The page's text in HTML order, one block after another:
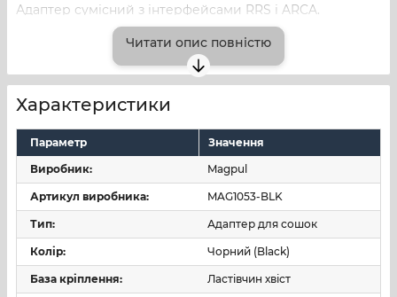
Адаптер сумісний з інтерфейсами RRS і ARCA.
Зроблено в США.
Читати опис повністю
Характеристики
Параметр
Значення
Виробник:
Magpul
Артикул виробника: MAG1053-BLK
Тип: Адаптер для сошок
Колір: Чорний (Black)
База кріплення: Ластівчин хвіст